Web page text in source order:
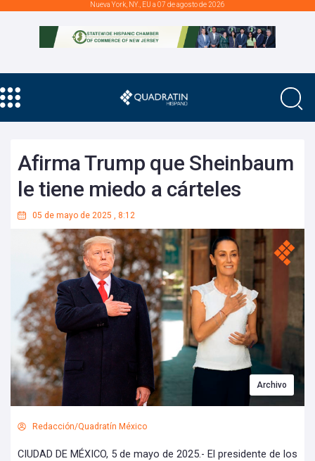
Nueva York, NY., EU a 07 de agosto de 2026
Afirma Trump que Sheinbaum
le tiene miedo a cárteles
05 de mayo de 2025 , 8:12
Archivo
Redacción/Quadratín México
CIUDAD DE MÉXICO, 5 de mayo de 2025.- El presidente de los